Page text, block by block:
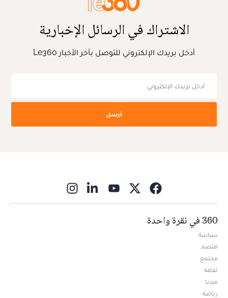
الاشتراك في الرسائل الإخبارية
أدخل بريدك الإلكتروني للتوصل بآخر الأخبار Le360
أرسل
360 في نقرة واحدة
سياسة
اقتصاد
مجتمع
ثقافة
ميديا
رياضة